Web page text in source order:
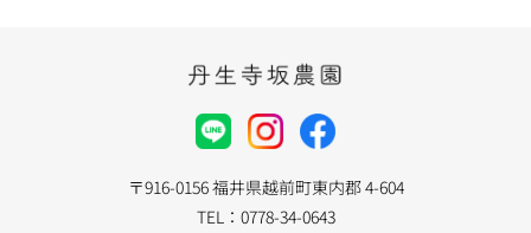
〒916-0156 福井県越前町東内郡 4-604
TEL：0778-34-0643